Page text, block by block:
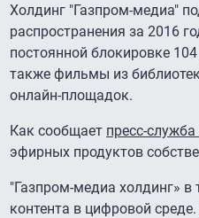
Холдинг "Газпром-медиа"
распространения за 2016
постоянной блокировке
также фильмы из
онлайн-площадок.
Как сообщает пресс-
эфирных продуктов
"Газпром-медиа холдинг»
контента в цифровой